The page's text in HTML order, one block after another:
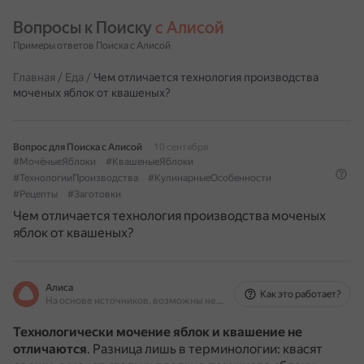
Вопросы к Поиску с Алисой
Примеры ответов Поиска с Алисой
Главная / Еда / Чем отличается технология производства
моченых яблок от квашеных?
Вопрос для Поиска с Алисой
10 сентября
#МочёныеЯблоки
#КвашеныеЯблоки
#ТехнологииПроизводства
#КулинарныеОсобенности
#Рецепты
#Заготовки
Чем отличается технология производства моченых
яблок от квашеных?
Алиса
На основе источников, возможны неточности
Как это работает?
Технологически мочение яблок и квашение не
отличаются. Разница лишь в терминологии: квасят